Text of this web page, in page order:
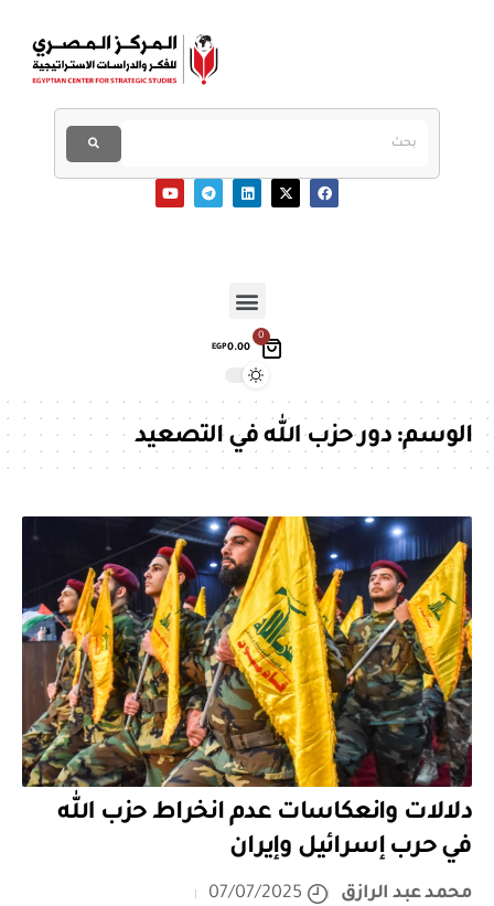
0
EGP0.00
الوسم:دور حزب الله في التصعيد
دلالات وانعكاسات عدم انخراط حزب الله
في حرب إسرائيل وإيران
محمد عبد الرازق
07/07/2025